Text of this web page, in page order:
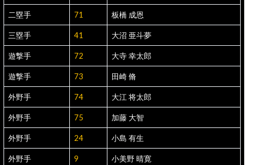
二塁手 71 板橋 成恩
三塁手 41 大沼 亜斗夢
遊撃手 72 大寺 幸太郎
遊撃手 73 田崎 脩
外野手 74 大江 将太郎
外野手 75 加藤 大智
外野手 24 小島 有生
外野手 9 小美野 晴寛